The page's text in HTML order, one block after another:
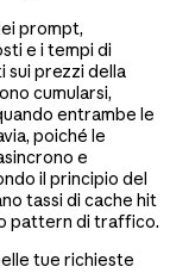
prompt,
e i tempi di
sui prezzi della
cumularsi,
entrambe le
poiché le
e
il principio del
tassi di cache hit
pattern di traffico.
tue richieste